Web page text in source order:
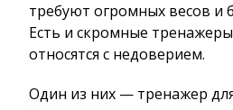
требуют огромных весов и
Есть и скромные
относятся с недоверием.
Один из них — тренажер